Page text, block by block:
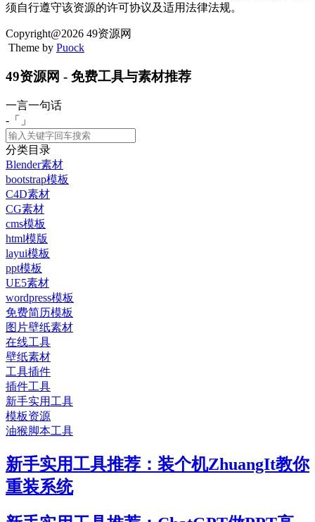
须自行遵守该资源的许可协议及适用法律法规。
Copyright@2026 49资源网
Theme by Puock
49资源网 - 免费工具与素材推荐
一言一句话
-「
」
分类目录
Blender素材
bootstrap模板
C4D素材
CG素材
cms模板
html模版
layui模板
ppt模板
UE5素材
wordpress模板
免费简历模板
图片壁纸素材
在线工具
壁纸素材
工具插件
插件工具
新手实用工具
模板资源
油猴脚本工具
新手实用工具推荐：装个机ZhuangIt教你
重装系统